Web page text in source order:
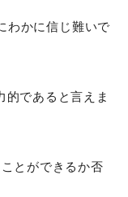
わかに信じ難いで
的であると言えま
とができるか否